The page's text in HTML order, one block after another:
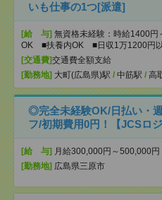
いも仕事の1つ[派遣]
[給 与] 無資格未経験：時給1400
OK ■扶養内OK ■日収1万1200円
[交通費]交通費全額支給
[勤務地] 大町(広島県)駅 / 中筋駅 / 高
◎完全未経験OK/日払い・
フ/初期費用0円！【JCSロ
[給 与] 月給300,000円～500,000円
[勤務地] 広島県三原市